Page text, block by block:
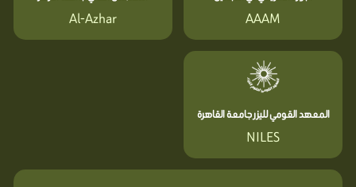
AAAM
Al-Azhar
المعهد القومي لليزر جامعة القاهرة
NILES